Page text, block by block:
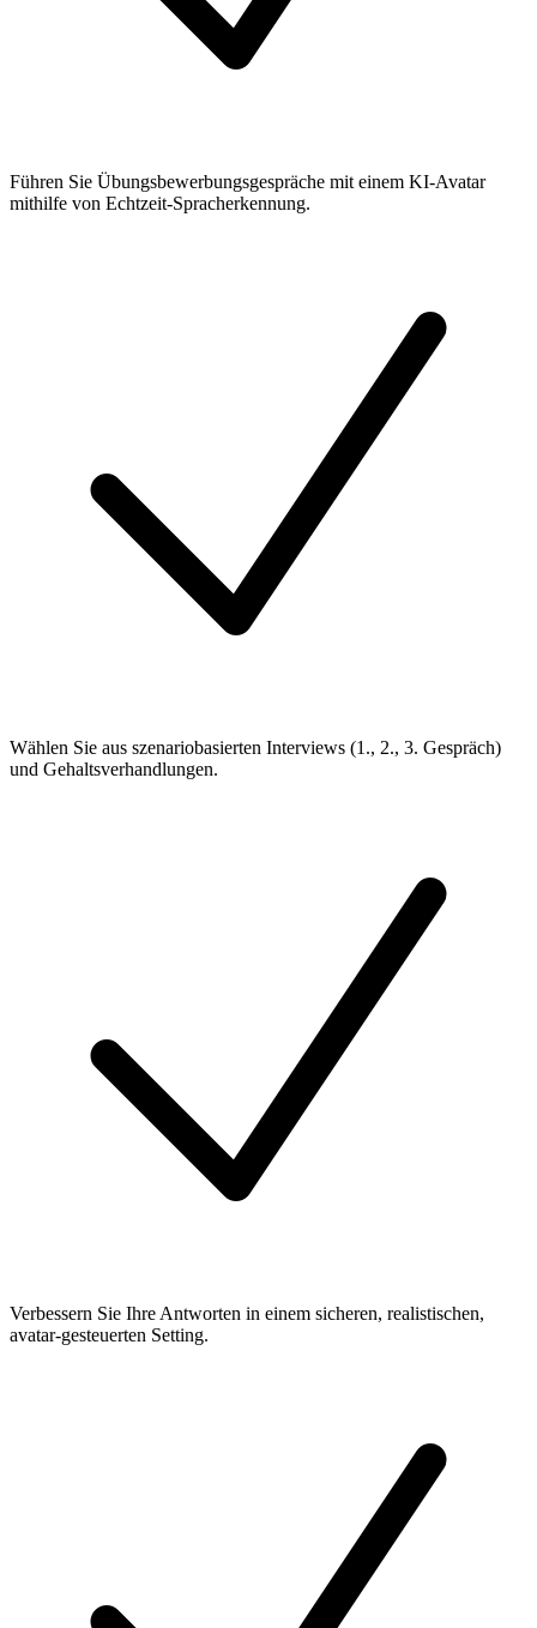
Führen Sie Übungsbewerbungsgespräche mit einem KI-Avatar
mithilfe von Echtzeit-Spracherkennung.
Wählen Sie aus szenariobasierten Interviews (1., 2., 3. Gespräch)
und Gehaltsverhandlungen.
Verbessern Sie Ihre Antworten in einem sicheren, realistischen,
avatar-gesteuerten Setting.